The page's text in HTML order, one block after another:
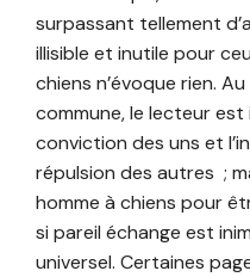
surpassant tellement
illisible et inutile pour
chiens n’évoque rien.
commune, le lecteur
conviction des uns et
répulsion des autres ;
homme à chiens pour
si pareil échange est
universel. Certaines